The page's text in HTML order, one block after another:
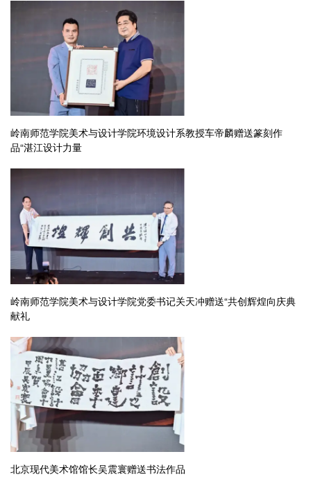
岭南师范学院美术与设计学院环境设计系教授车帝麟赠送篆刻作
品“湛江设计力量
岭南师范学院美术与设计学院党委书记关天冲赠送“共创辉煌向庆典
献礼
北京现代美术馆馆长吴震寰赠送书法作品